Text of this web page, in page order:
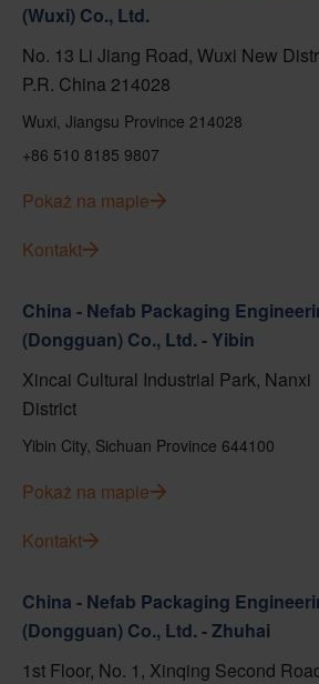
(Wuxi) Co., Ltd.
No. 13 Li Jiang Road, Wuxi New
P.R. China 214028
Wuxi, Jiangsu Province 214028
+86 510 8185 9807
Pokaż na mapie
Kontakt
China - Nefab Packaging
(Dongguan) Co., Ltd. - Yibin
Xincai Cultural Industrial Park, Nanxi
District
Yibin City, Sichuan Province 644100
Pokaż na mapie
Kontakt
China - Nefab Packaging
(Dongguan) Co., Ltd. - Zhuhai
1st Floor, No. 1, Xinqing Second